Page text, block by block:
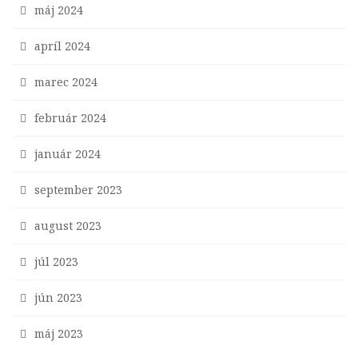
máj 2024
apríl 2024
marec 2024
február 2024
január 2024
september 2023
august 2023
júl 2023
jún 2023
máj 2023